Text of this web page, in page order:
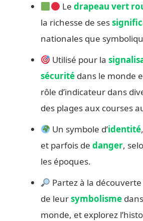
Le drapeau vert
la richesse de ses
nationales que
Utilisé pour la
sécurité dans le monde
rôle d’indicateur dans
des plages aux courses
Un symbole d’identité
et parfois de danger,
les époques.
Partez à la
de leursymbolisme
monde, et explorez